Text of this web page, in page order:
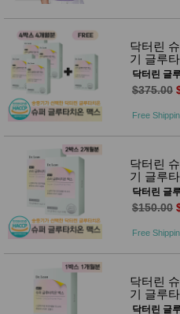
션
어른내
의
유/아동
내의
가방/지
갑/케이
스
패션/잡
화
생
일상 돋
보기
침구용
생활/욕
실/청소
용품
WALL
Supplies
공연/행
닥터린
기 글루
닥터린 글
$375.00
Free
닥터린
기 글루
닥터린 글
$150.00
Free
닥터린
기 글루
닥터린 글